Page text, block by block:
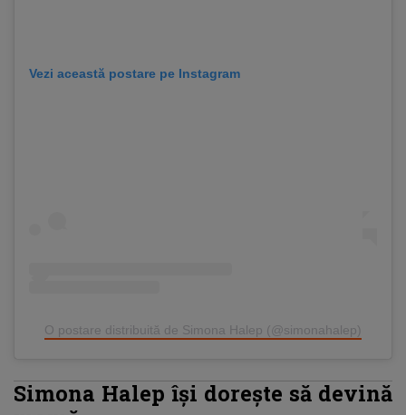
Vezi această postare pe Instagram
O postare distribuită de Simona Halep (@simonahalep)
Simona Halep își dorește să devină